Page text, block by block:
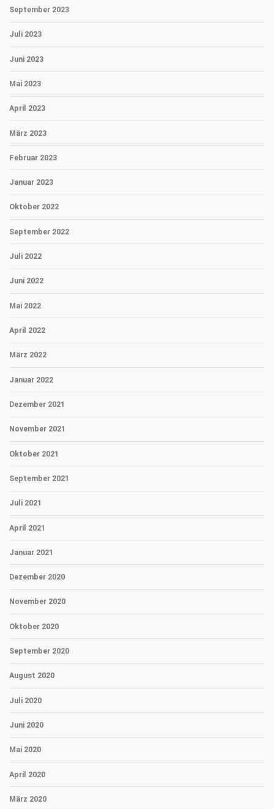
September 2023
Juli 2023
Juni 2023
Mai 2023
April 2023
März 2023
Februar 2023
Januar 2023
Oktober 2022
September 2022
Juli 2022
Juni 2022
Mai 2022
April 2022
März 2022
Januar 2022
Dezember 2021
November 2021
Oktober 2021
September 2021
Juli 2021
April 2021
Januar 2021
Dezember 2020
November 2020
Oktober 2020
September 2020
August 2020
Juli 2020
Juni 2020
Mai 2020
April 2020
März 2020